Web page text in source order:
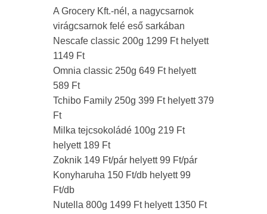
A Grocery Kft.-nél, a nagycsarnok
virágcsarnok felé eső sarkában
Nescafe classic 200g 1299 Ft helyett
1149 Ft
Omnia classic 250g 649 Ft helyett
589 Ft
Tchibo Family 250g 399 Ft helyett 379
Ft
Milka tejcsokoládé 100g 219 Ft
helyett 189 Ft
Zoknik 149 Ft/pár helyett 99 Ft/pár
Konyharuha 150 Ft/db helyett 99
Ft/db
Nutella 800g 1499 Ft helyett 1350 Ft